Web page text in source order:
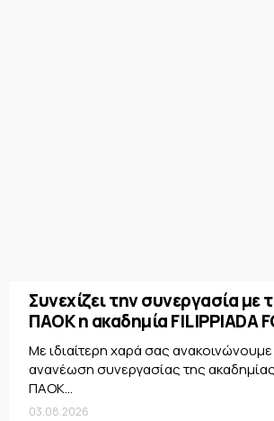
Συνεχίζει την συνεργασία με
ΠΑΟΚ η ακαδημία FILIPPIADA
Με ιδιαίτερη χαρά σας
ανανέωση συνεργασίας της
ΠΑΟΚ...
03.08.2026